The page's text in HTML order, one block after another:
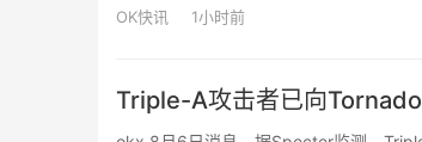
OK快讯 1小时前
Triple-A攻击者已向